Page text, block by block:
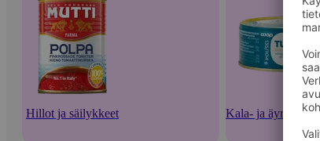
Hillot ja säilykkeet Kala- ja